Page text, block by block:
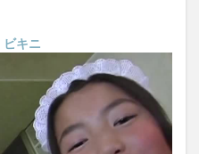
ビキニ